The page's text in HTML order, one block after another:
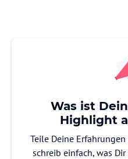
Was ist
Highlight
Teile Deine
schreib einfach, was